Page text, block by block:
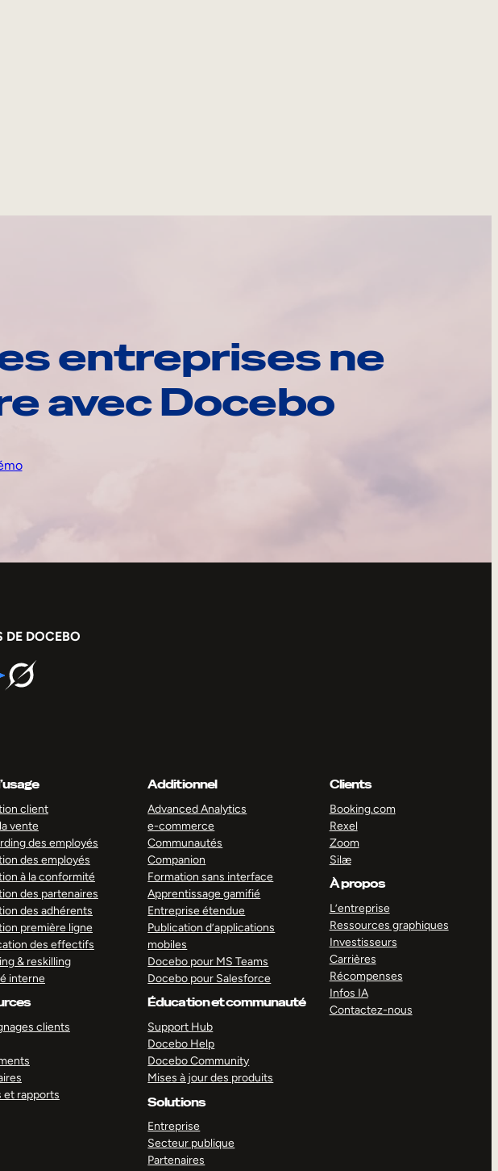
entreprises ne
avec Docebo
DE DOCEBO
client
vente
des employés
des employés
à la conformité
des partenaires
des adhérents
première ligne
des effectifs
& reskilling
interne
clients
et rapports
Additionnel
Advanced Analytics
e-commerce
Communautés
Companion
Formation sans interface
Apprentissage gamifié
Entreprise étendue
Publication d’applications
mobiles
Docebo pour MS Teams
Docebo pour Salesforce
Éducation et communauté
Support Hub
Docebo Help
Docebo Community
Mises à jour des produits
Solutions
Entreprise
Secteur publique
Partenaires
Clients
Booking.com
Rexel
Zoom
Silæ
À propos
L’entreprise
Ressources graphiques
Investisseurs
Carrières
Récompenses
Infos IA
Contactez-nous